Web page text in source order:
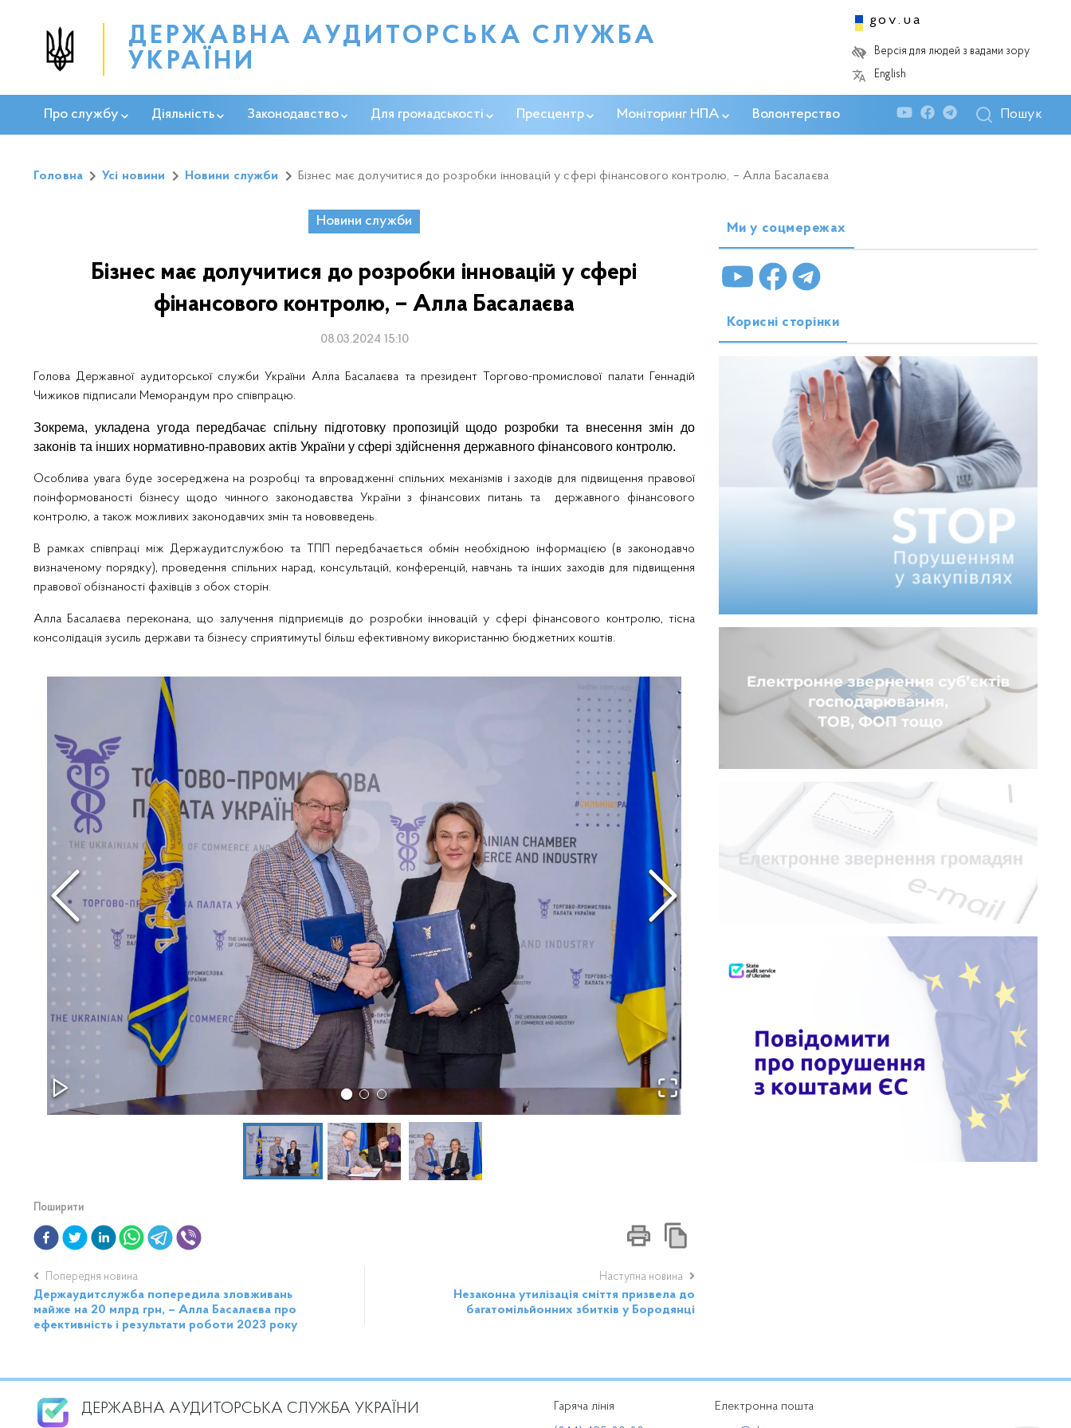
ДЕРЖАВНА АУДИТОРСЬКА СЛУЖБА
УКРАЇНИ
gov.ua
Версія для людей з вадами зору
English
Про службу Діяльність Законодавство Для громадськості Пресцентр Моніторинг НПА Волонтерство Пошук
Головна Усі новини Новини служби Бізнес має долучитися до розробки інновацій у сфері фінансового контролю, – Алла Басалаєва
Новини служби
Бізнес має долучитися до розробки інновацій у сфері
фінансового контролю, – Алла Басалаєва
08.03.2024 15:10
Голова Державної аудиторської служби України Алла Басалаєва та президент Торгово-промислової палати Геннадій
Чижиков підписали Меморандум про співпрацю.
Зокрема, укладена угода передбачає спільну підготовку пропозицій щодо розробки та внесення змін до
законів та інших нормативно-правових актів України у сфері здійснення державного фінансового контролю.
Особлива увага буде зосереджена на розробці та впровадженні спільних механізмів і заходів для підвищення правової
поінформованості бізнесу щодо чинного законодавства України з фінансових питань та
державного фінансового
контролю, а також можливих законодавчих змін та нововведень.
В рамках співпраці між Держаудитслужбою та ТПП передбачається обмін необхідною інформацією (в законодавчо
визначеному порядку), проведення спільних нарад, консультацій, конференцій, навчань та інших заходів для підвищення
правової обізнаності фахівців з обох сторін.
Алла Басалаєва переконана, що залучення підприємців до розробки інновацій у сфері фінансового контролю, тісна
консолідація зусиль держави та бізнесу сприятимутьI більш ефективному використанню бюджетних коштів.
Поширити
Попередня новина
Держаудитслужба попередила зловживань
майже на 20 млрд грн, – Алла Басалаєва про
ефективність і результати роботи 2023 року
Наступна новина
Незаконна утилізація сміття призвела до
багатомільйонних збитків у Бородянці
Ми у соцмережах
Корисні сторінки
ДЕРЖАВНА АУДИТОРСЬКА СЛУЖБА УКРАЇНИ
Гаряча лінія
Електронна пошта